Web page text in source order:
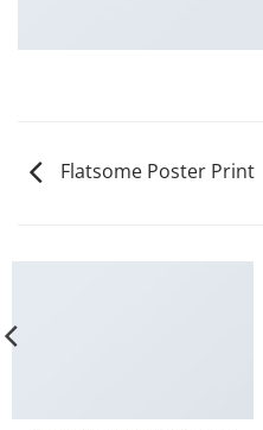
Flatsome Poster Print